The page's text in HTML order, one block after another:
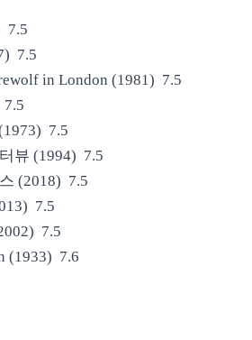
7.5
7.5
in London (1981) 7.5
7.5
7.5
뷰 (1994) 7.5
(2018) 7.5
7.5
7.5
(1933) 7.6